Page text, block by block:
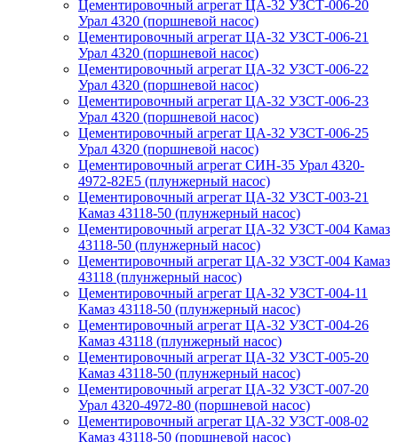
Цементировочный агрегат ЦА-32 УЗСТ-006-20
Урал 4320 (поршневой насос)
Цементировочный агрегат ЦА-32 УЗСТ-006-21
Урал 4320 (поршневой насос)
Цементировочный агрегат ЦА-32 УЗСТ-006-22
Урал 4320 (поршневой насос)
Цементировочный агрегат ЦА-32 УЗСТ-006-23
Урал 4320 (поршневой насос)
Цементировочный агрегат ЦА-32 УЗСТ-006-25
Урал 4320 (поршневой насос)
Цементировочный агрегат СИН-35 Урал 4320-
4972-82Е5 (плунжерный насос)
Цементировочный агрегат ЦА-32 УЗСТ-003-21
Камаз 43118-50 (плунжерный насос)
Цементировочный агрегат ЦА-32 УЗСТ-004 Камаз
43118-50 (плунжерный насос)
Цементировочный агрегат ЦА-32 УЗСТ-004 Камаз
43118 (плунжерный насос)
Цементировочный агрегат ЦА-32 УЗСТ-004-11
Камаз 43118-50 (плунжерный насос)
Цементировочный агрегат ЦА-32 УЗСТ-004-26
Камаз 43118 (плунжерный насос)
Цементировочный агрегат ЦА-32 УЗСТ-005-20
Камаз 43118-50 (плунжерный насос)
Цементировочный агрегат ЦА-32 УЗСТ-007-20
Урал 4320-4972-80 (поршневой насос)
Цементировочный агрегат ЦА-32 УЗСТ-008-02
Камаз 43118-50 (поршневой насос)